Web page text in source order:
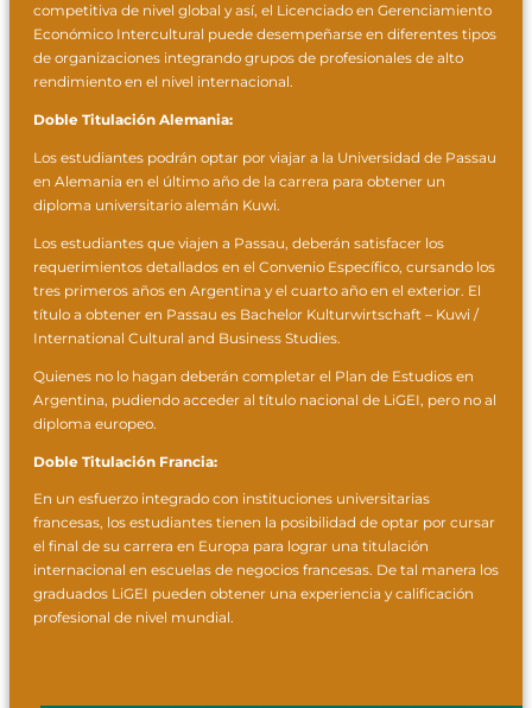
competitiva de nivel global y así, el Licenciado en Gerenciamiento
Económico Intercultural puede desempeñarse en diferentes tipos
de organizaciones integrando grupos de profesionales de alto
rendimiento en el nivel internacional.
Doble Titulación Alemania:
Los estudiantes podrán optar por viajar a la Universidad de Passau
en Alemania en el último año de la carrera para obtener un
diploma universitario alemán Kuwi.
Los estudiantes que viajen a Passau, deberán satisfacer los
requerimientos detallados en el Convenio Específico, cursando los
tres primeros años en Argentina y el cuarto año en el exterior. El
título a obtener en Passau es Bachelor Kulturwirtschaft – Kuwi /
International Cultural and Business Studies.
Quienes no lo hagan deberán completar el Plan de Estudios en
Argentina, pudiendo acceder al título nacional de LiGEI, pero no al
diploma europeo.
Doble Titulación Francia:
En un esfuerzo integrado con instituciones universitarias
francesas, los estudiantes tienen la posibilidad de optar por cursar
el final de su carrera en Europa para lograr una titulación
internacional en escuelas de negocios francesas. De tal manera los
graduados LiGEI pueden obtener una experiencia y calificación
profesional de nivel mundial.